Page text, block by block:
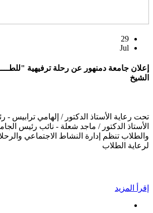
29
Jul
إعلان جامعة دمنهور عن رحلة ترفيهية
الشيخ
تحت رعاية الأستاذ الدكتور / إلهامي ترابيس -
الأستاذ الدكتور / ماجد شعلة - نائب رئيس
والطلاب تنظم إدارة النشاط الاجتماعي
لرعاية الطلاب
إقرأ المزيد